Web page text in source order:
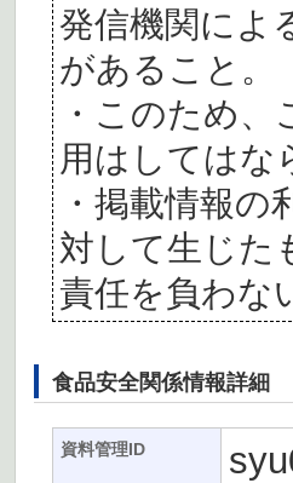
発信機関によ
があること。
・このため
用はしてはな
・掲載情報
対して生じた
責任を負わな
食品安全関係情報詳細
資料管理ID